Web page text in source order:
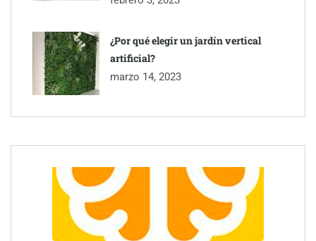
¿Por qué elegir un jardín vertical
artificial?
marzo 14, 2023